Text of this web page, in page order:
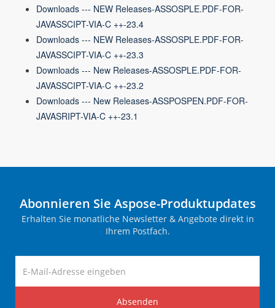
Downloads --- NEW Releases-ASSOSPLE.PDF-FOR-
JAVASSCIPT-VIA-C ++-23.4
Downloads --- NEW Releases-ASSOSPLE.PDF-FOR-
JAVASSCIPT-VIA-C ++-23.3
Downloads --- New Releases-ASSOSPLE.PDF-FOR-
JAVASSCIPT-VIA-C ++-23.2
Downloads --- New Releases-ASSPOSPEN.PDF-FOR-
JAVASRIPT-VIA-C ++-23.1
Abonnieren Sie Aspose-Produktupdates
Erhalten Sie monatliche Newsletter & Angebote direkt in
Ihrem Postfach.
Absenden